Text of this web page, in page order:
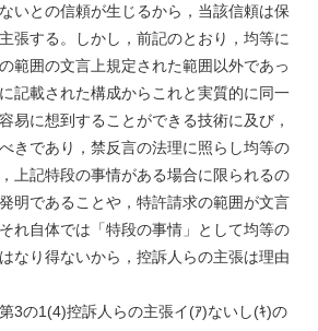
いとの信頼が生じるから，当該信頼は保
張する。しかし，前記のとおり，均等に
範囲の文言上規定された範囲以外であっ
記載された構成からこれと実質的に同一
易に想到することができる技術に及び，
きであり，禁反言の法理に照らし均等の
上記特段の事情がある場合に限られるの
明であることや，特許請求の範囲が文言
れ自体では「特段の事情」として均等の
なり得ないから，控訴人らの主張は理由
3の1(4)控訴人らの主張イ(ｱ)ないし(ｷ)の